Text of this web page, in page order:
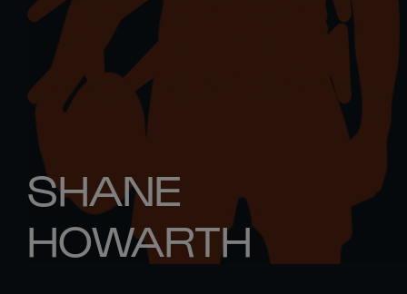
SHANE
HOWARTH